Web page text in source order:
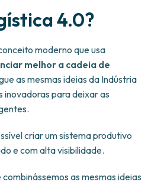
4.0?
moderno que usa
melhor a cadeia de
as mesmas ideias da Indústria
inovadoras para deixar as
criar um sistema produtivo
e com alta visibilidade.
as mesmas ideias